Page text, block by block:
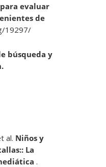
evaluar
de
19297/
búsqueda y
al. Niños y
La
ática .